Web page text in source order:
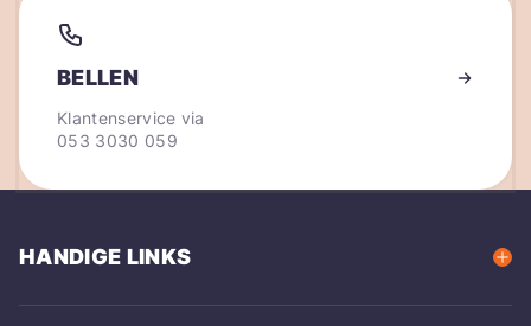
BELLEN
Klantenservice via
053 3030 059
HANDIGE LINKS